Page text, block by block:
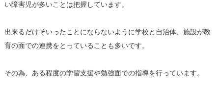
い障害児が多いことは把握しています。
出来るだけそいったことにならないように学校と自治体、施設が教
育の面での連携をとっていることも多いです。
その為、ある程度の学習支援や勉強面での指導を行っています。